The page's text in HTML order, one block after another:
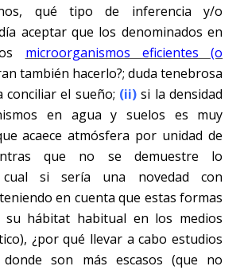
qué tipo de inferencia y/o
aceptar que los denominados en
microorganismos eficientes (o
también hacerlo?; duda tenebrosa
conciliar el sueño; (ii) si la densidad
en agua y suelos es muy
acaece atmósfera por unidad de
que no se demuestre lo
si sería una novedad con
en cuenta que estas formas
su hábitat habitual en los medios
¿por qué llevar a cabo estudios
son más escasos (que no